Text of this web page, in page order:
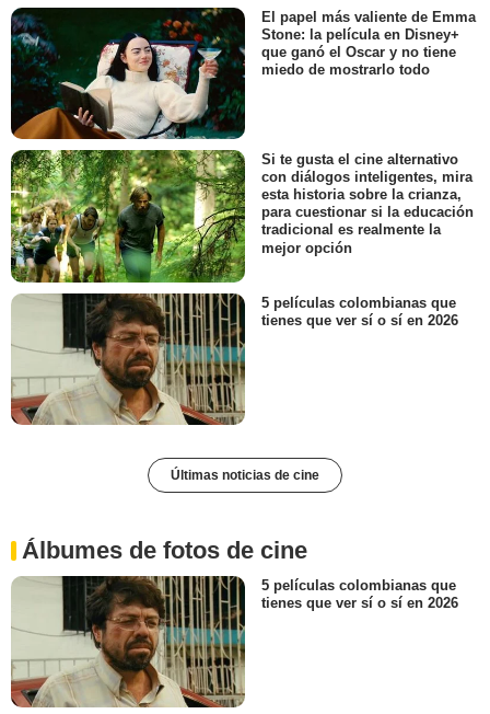
El papel más valiente de Emma
Stone: la película en Disney+
que ganó el Oscar y no tiene
miedo de mostrarlo todo
Si te gusta el cine alternativo
con diálogos inteligentes, mira
esta historia sobre la crianza,
para cuestionar si la educación
tradicional es realmente la
mejor opción
5 películas colombianas que
tienes que ver sí o sí en 2026
Últimas noticias de cine
Álbumes de fotos de cine
5 películas colombianas que
tienes que ver sí o sí en 2026